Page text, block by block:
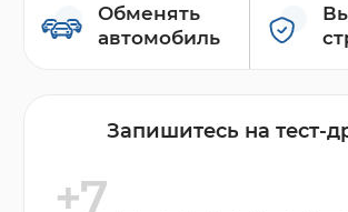
Обменять
автомобиль
Запишитесь на тест-